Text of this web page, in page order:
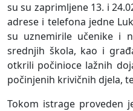
su su zaprimljene 13. i
adrese i telefona jedne
su uznemirile učenike i
srednjih škola, kao i
otkrili počinioce lažnih
počinjenih krivičnih djela,
Tokom istrage proveden